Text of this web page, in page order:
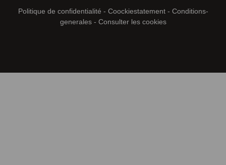
Politique de confidentialité - Coockiestatement- Conditions-
generales- Consulter les cookies